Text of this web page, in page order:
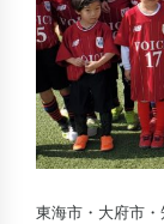
東海市・大府市